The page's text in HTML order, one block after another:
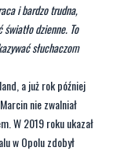
i bardzo trudna,
dzienne. To
słuchaczom
a już rok później
nie zwalniał
W 2019 roku ukazał
w Opolu zdobył